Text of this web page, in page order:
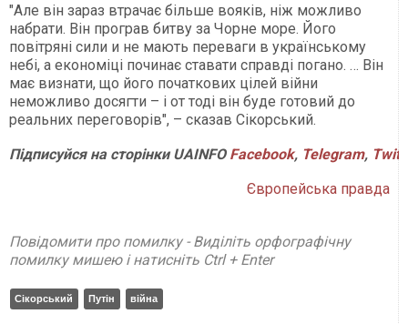
"Але він зараз втрачає більше вояків, ніж можливо
набрати. Він програв битву за Чорне море. Його
повітряні сили и не мають переваги в українському
небі, а економіці починає ставати справді погано. … Він
має визнати, що його початкових цілей війни
неможливо досягти – і от тоді він буде готовий до
реальних переговорів", – сказав Сікорський.
ПідписуйсянасторінкиUAINFO Facebook, Telegram,
Європейська правда
Повідомити про помилку - Виділіть орфографічну
помилку мишею і натисніть Ctrl + Enter
Сікорський Путін війна